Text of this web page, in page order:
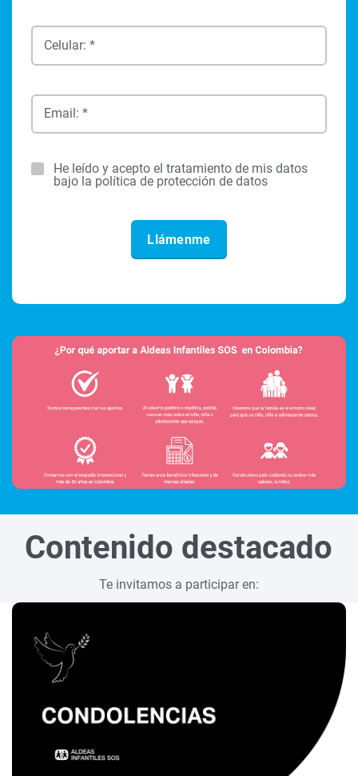
Celular: *
Email: *
He leído y acepto el tratamiento de mis datos
bajo la política de protección de datos
Contenido destacado
Te invitamos a participar en: